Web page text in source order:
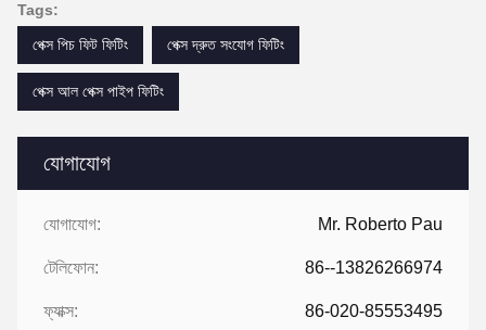
যোগাযোগ
যোগাযোগ: Mr. Roberto Pau
টেলিফোন: 86--13826266974
ফ্যাক্স: 86-020-85553495
Tags:
পেক্স পিচ ফিট ফিটিং
পেক্স দ্রুত সংযোগ ফিটিং
পেক্স আল পেক্স পাইপ ফিটিং